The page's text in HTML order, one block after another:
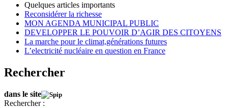
Quelques articles importants
Reconsidérer la richesse
MON AGENDA MUNICIPAL PUBLIC
DEVELOPPER LE POUVOIR D’AGIR DES CITOYENS
La marche pour le climat,générations futures
L’electricité nucléaire en question en France
Rechercher
dans le site
Rechercher :